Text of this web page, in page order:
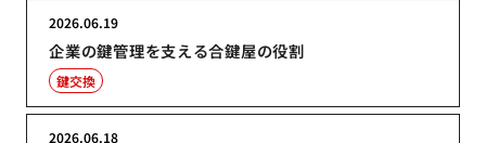
企業の鍵管理を支える合鍵屋の役割
2026.06.19
鍵交換
2026.06.18